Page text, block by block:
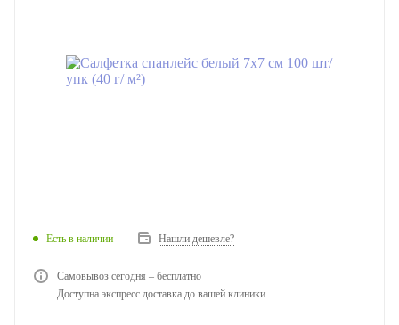
Есть в наличии Нашли дешевле?
Самовывоз сегодня – бесплатно
Доступна экспресс доставка до вашей клиники.